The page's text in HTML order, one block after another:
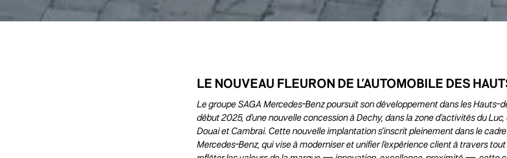
LE NOUVEAU FLEURON DE L’AUTOMOBILE DES
Le groupe SAGA Mercedes-Benz poursuit son développement dans les Hauts-
début 2025, d’une nouvelle concession à Dechy, dans la zone d’activités du
Douai et Cambrai. Cette nouvelle implantation s’inscrit pleinement dans le
Mercedes-Benz, qui vise à moderniser et unifier l’expérience client à travers